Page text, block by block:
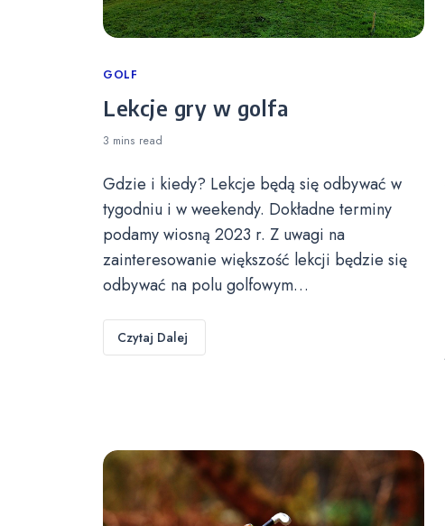
Categories
GOLF
Lekcje gry w golfa
3 mins read
Gdzie i kiedy? Lekcje będą się odbywać w
tygodniu i w weekendy. Dokładne terminy
podamy wiosną 2023 r. Z uwagi na
zainteresowanie większość lekcji będzie się
odbywać na polu golfowym…
Czytaj Dalej